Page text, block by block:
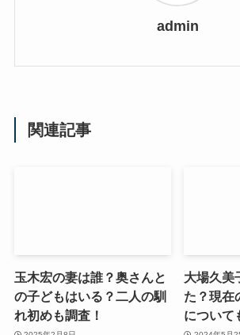
admin
関連記事
玉木宏の妻は誰？奥さんと
の子どもはいる？二人の馴
れ初めも調査！
大場久美
た？現在
について